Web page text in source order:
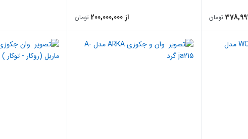
تومان از 200,000,000 تومان